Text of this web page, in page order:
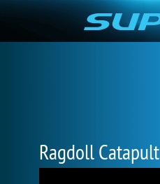
Ragdoll Catapult